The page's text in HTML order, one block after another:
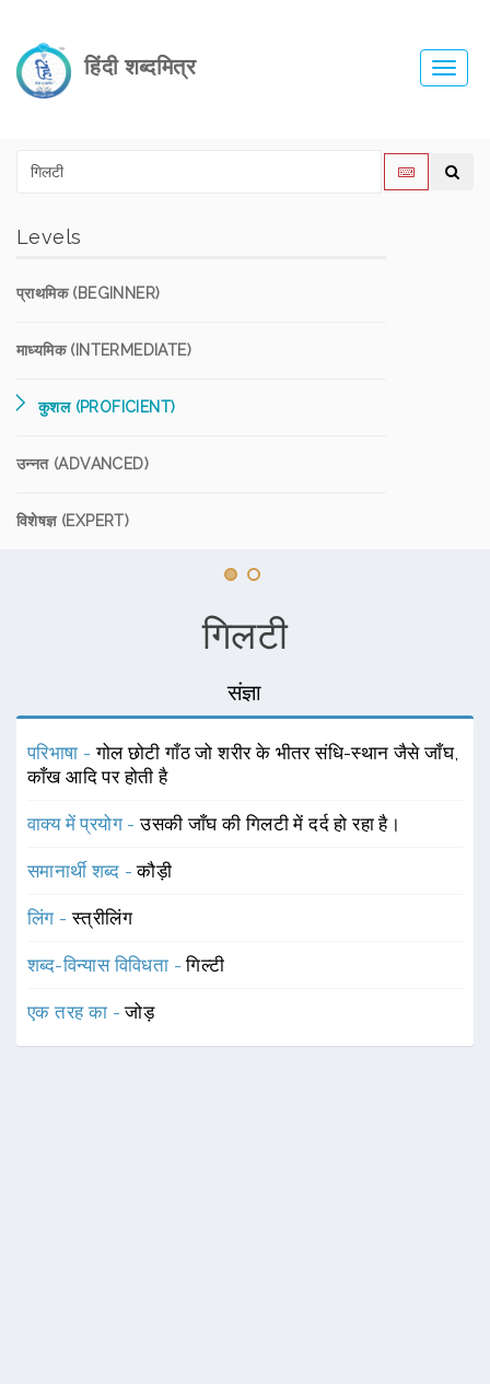
हिंदी शब्दमित्र
Levels
प्राथमिक (BEGINNER)
माध्यमिक (INTERMEDIATE)
कुशल (PROFICIENT)
उन्नत (ADVANCED)
विशेषज्ञ (EXPERT)
गिलटी
संज्ञा
परिभाषा -गोल छोटी गाँठ जो शरीर के भीतर संधि-स्थान जैसे जाँघ,
काँख आदि पर होती है
वाक्य में प्रयोग -उसकी जाँघ की गिलटी में दर्द हो रहा है।
समानार्थी शब्द -कौड़ी
लिंग -स्त्रीलिंग
शब्द-विन्यास विविधता -गिल्टी
एक तरह का -जोड़